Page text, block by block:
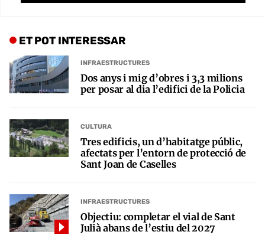
ET POT INTERESSAR
INFRAESTRUCTURES
Dos anys i mig d’obres i 3,3 milions
per posar al dia l’edifici de la Policia
CULTURA
Tres edificis, un d’habitatge públic,
afectats per l’entorn de protecció de
Sant Joan de Caselles
INFRAESTRUCTURES
Objectiu: completar el vial de Sant
Julià abans de l’estiu del 2027